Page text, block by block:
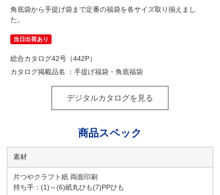
角底袋から手提げ袋まで定番の福袋を各サイズ取り揃えまし
た。
当日出荷あり
総合カタログ42号（442P）
カタログ掲載品名 ：手提げ福袋・角底福袋
デジタルカタログを見る
商品スペック
素材
片つやクラフト紙 両面印刷
持ち手：(1)～(6)紙丸ひも(7)PPひも